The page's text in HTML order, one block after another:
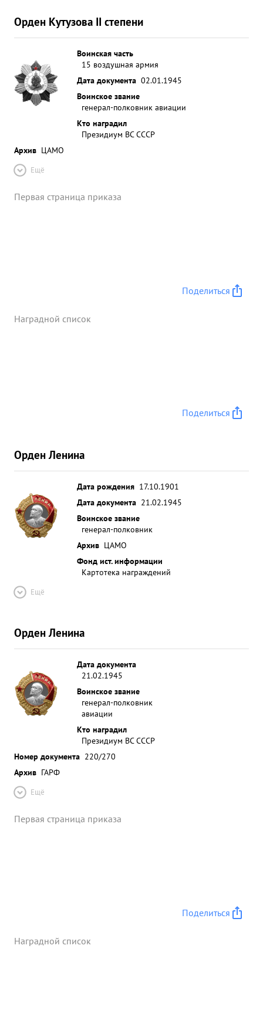
Орден Кутузова II степени
Воинская часть
15 воздушная армия
Дата документа 02.01.1945
Воинское звание
генерал-полковник авиации
Кто наградил
Президиум ВС СССР
Архив ЦАМО
Ещё
Первая страница приказа
Поделиться
Наградной список
Поделиться
Орден Ленина
Дата рождения 17.10.1901
Дата документа 21.02.1945
Воинское звание
генерал-полковник
Архив ЦАМО
Фонд ист. информации
Картотека награждений
Ещё
Орден Ленина
Дата документа
21.02.1945
Воинское звание
генерал-полковник
авиации
Кто наградил
Президиум ВС СССР
Номер документа 220/270
Архив ГАРФ
Ещё
Первая страница приказа
Поделиться
Наградной список